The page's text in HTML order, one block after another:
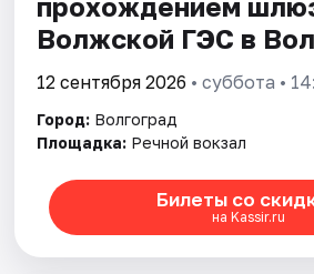
Волжской ГЭС в
12 сентября 2026 • суббота •
Город: Волгоград
Площадка: Речной вокзал
Билеты со
на Kassir.ru